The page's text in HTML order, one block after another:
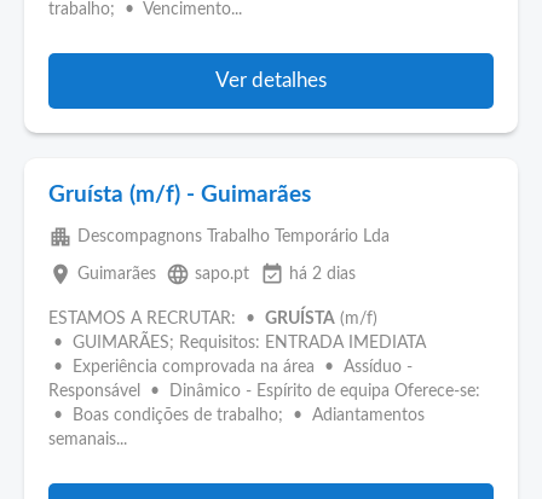
trabalho; • Vencimento...
Ver detalhes
Gruísta (m/f) - Guimarães
apartment Descompagnons Trabalho Temporário Lda
place Guimarães language sapo.pt event_available há 2 dias
ESTAMOS A RECRUTAR: • GRUÍSTA (m/f)
• GUIMARÃES; Requisitos: ENTRADA IMEDIATA
• Experiência comprovada na área • Assíduo -
Responsável • Dinâmico - Espírito de equipa Oferece-se:
• Boas condições de trabalho; • Adiantamentos
semanais...